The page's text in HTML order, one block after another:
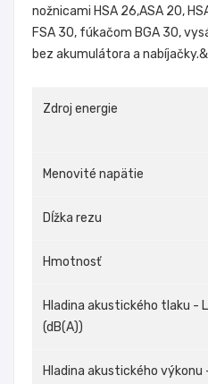
nožnicami HSA 26,ASA 20,
FSA 30, fúkačom BGA 30,
bez akumulátora a
Zdroj energie
Menovité napätie
Dĺžka rezu
Hmotnosť
Hladina akustického tlaku -
(dB(A))
Hladina akustického výkonu